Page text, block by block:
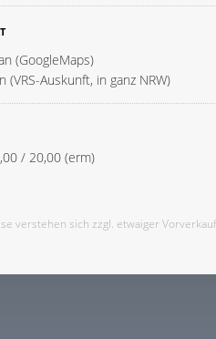
(GoogleMaps)
(VRS-Auskunft, in ganz NRW)
/ 20,00 (erm)
verstehen sich zzgl. etwaiger